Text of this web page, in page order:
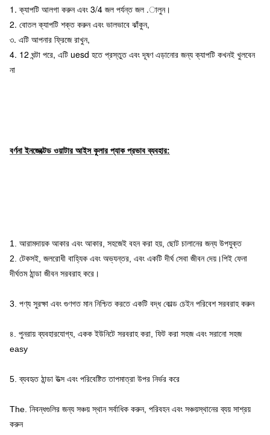
1. ক্যাপটি আলগা করুন এবং 3/4 জল পর্যন্ত জল .ালুন।
2. বোতল ক্যাপটি শক্ত করুন এবং ভালভাবে ঝাঁকুন,
৩. এটি আপনার ফ্রিজে রাখুন,
4. 12 ঘন্টা পরে, এটি uesd হতে প্রস্তুত এবং দূষণ এড়ানোর জন্য ক্যাপটি কখনই খুলবেন
না
বর্ণনা ইনজেক্টেড ওয়াটার আইস কুলার প্যাক প্রভাব ব্যবহার:
1. আরামদায়ক আকার এবং আকার, সহজেই বহন করা হয়, ছোট চালানের জন্য উপযুক্ত
2. টেকসই, জলরোধী বাহ্যিক এবং অভ্যন্তর, এবং একটি দীর্ঘ সেবা জীবন দেয়।পিই ফেনা
দীর্ঘতম ঠান্ডা জীবন সরবরাহ করে।
3. পণ্য সুরক্ষা এবং গুণগত মান নিশ্চিত করতে একটি বদ্ধ কোল্ড চেইন পরিবেশ সরবরাহ করুন
৪. পুনরায় ব্যবহারযোগ্য, একক ইউনিটে সরবরাহ করা, ফিট করা সহজ এবং সরানো সহজ
easy
5. ব্যবহৃত ঠান্ডা উত্স এবং পরিবেষ্টিত তাপমাত্রা উপর নির্ভর করে
The. নিবন্ধগুলির জন্য সঞ্চয় স্থান সর্বাধিক করুন, পরিবহন এবং সঞ্চয়স্থানের ব্যয় সাশ্রয়
করুন